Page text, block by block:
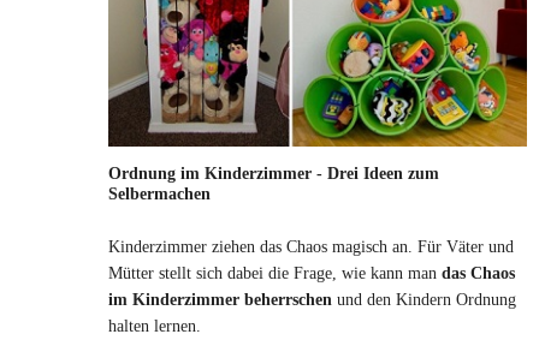
Ordnung im Kinderzimmer - Drei Ideen zum
Selbermachen
Kinderzimmer ziehen das Chaos magisch an. Für Väter und
Mütter stellt sich dabei die Frage, wie kann man das Chaos
im Kinderzimmer beherrschen und den Kindern Ordnung
halten lernen.